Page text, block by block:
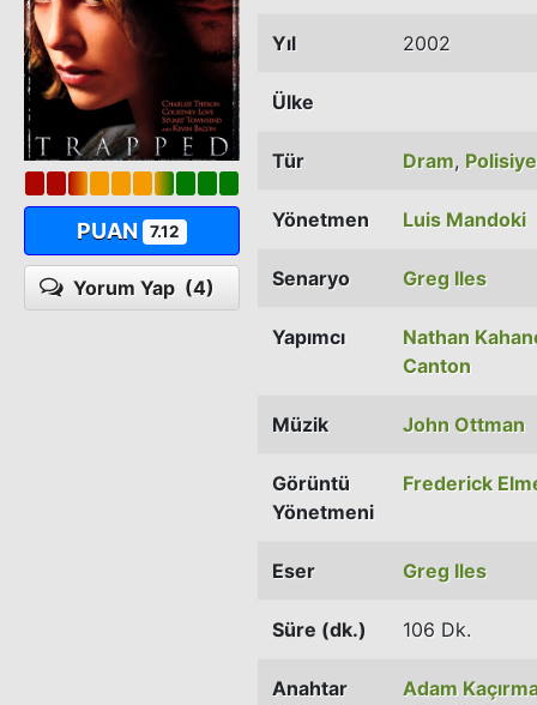
PUAN 7.12
Yorum Yap (4)
Yıl 2002
Ülke
Tür Dram, Polisiye
Yönetmen Luis Mandoki
Senaryo Greg Iles
Yapımcı
Nathan
Canton
Müzik John Ottman
Görüntü
Yönetmeni
Frederick
Eser Greg Iles
Süre (dk.) 106 Dk.
Anahtar
Adam